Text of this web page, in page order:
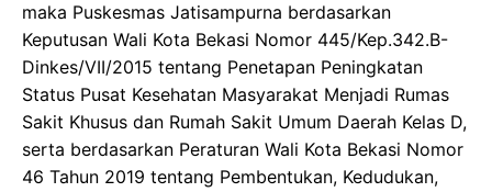
maka Puskesmas Jatisampurna berdasarkan
Keputusan Wali Kota Bekasi Nomor 445/Kep.342.B-
Dinkes/VII/2015 tentang Penetapan Peningkatan
Status Pusat Kesehatan Masyarakat Menjadi Rumas
Sakit Khusus dan Rumah Sakit Umum Daerah Kelas D,
serta berdasarkan Peraturan Wali Kota Bekasi Nomor
46 Tahun 2019 tentang Pembentukan, Kedudukan,